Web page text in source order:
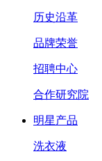
历史沿革
品牌荣誉
招聘中心
合作研究院
明星产品
洗衣液